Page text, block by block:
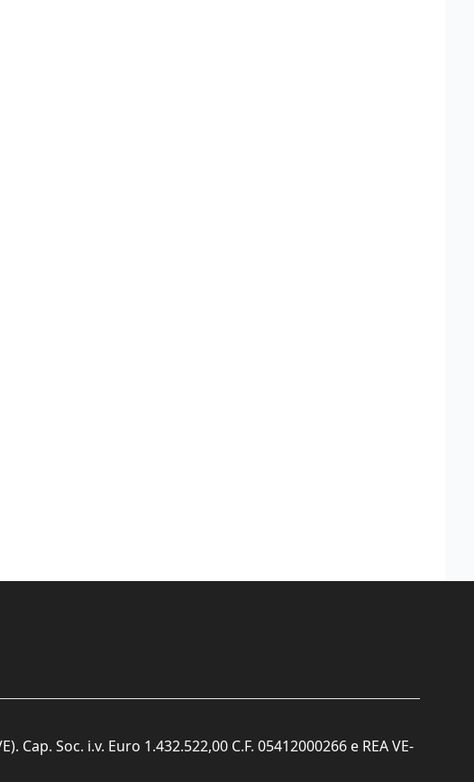
Soc. i.v. Euro 1.432.522,00 C.F. 05412000266 e REA VE-